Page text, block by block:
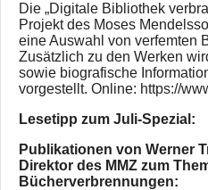
Die „Digitale Bibliothek
Projekt des Moses
eine Auswahl von verfemten
Zusätzlich zu den Werken
sowie biografische
vorgestellt. Online: https://
Lesetipp zum Juli-Spezial:
Publikationen von Werner
Direktor des MMZ zum
Bücherverbrennungen: